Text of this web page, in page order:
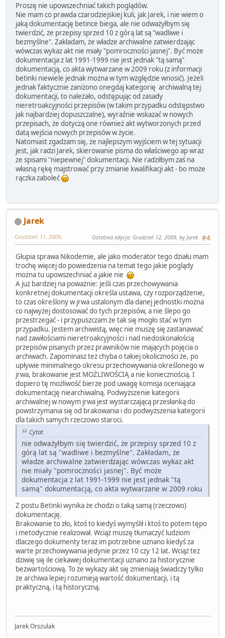
Proszę nie upowszechniać takich poglądów.
Nie mam co prawda czarodziejskiej kuli, jak Jarek, i nie wiem o
jaką dokumentację betince biega, ale nie odważyłbym się
twierdzić, że przepisy sprzed 10 z górą lat są "wadliwe i
bezmyślne". Zakładam, że władze archiwalne zatwierdzając
wówczas wykaz akt nie miały "pomroczności jasnej". Być może
dokumentacja z lat 1991-1999 nie jest jednak "tą samą"
dokumentacją, co akta wytwarzane w 2009 roku (z informacji
betinki niewiele jednak można w tym względzie wnosić). Jeżeli
jednak faktycznie zaniżono onegdaj kategorię archiwalną tej
dokumentacji, to należało, odstępując od zasady
nieretroakcyjności przepisów (w takim przypadku odstępstwo
jak najbardziej dopuszczalne), wyraźnie wskazać w nowych
przepisach, że dotyczą one również akt wytworzonych przed
datą wejścia nowych przepisów w życie.
Natomiast zgadzam się, że najlepszym wyjściem w tej sytuacji
jest, jak radzi Jarek, skierowanie pisma do właściwego ap wraz
ze spisami "niepewnej" dokumentacji. Nie radziłbym zaś na
własną rękę majstrować przy zmianie kwalifikacji akt - bo może
rączka zaboleć
Jarek
#4
Grudzień 11, 2009, Ostatnia edycja: Grudzień 12, 2009, by Jarek
Głupia sprawa Nikodemie, ale jako moderator tego działu mam
trochę więcej do powiedzenia na temat tego jakie poglądy
można tu upowszechniać a jakie nie
A już bardziej na poważnie: jeśli czas przechowywania
konkretnej dokumentacji określa ustawa, czy rozporządzenie,
to czas określony w jrwa ustalonym dla danej jednostki można
co najwyżej dostosować do tych przepisów, a nie ślepo go
przestrzegać - i przypuszczam że tak się mogło stać w tym
przypadku. Jestem archiwistą, więc nie muszę się zastanawiać
nad zawiłościami nieretroakcyjności i nad niedoskonałością
przepisów pisanych przez prawników nie mających pojęcia o
archiwach. Zapominasz też chyba o takiej okoliczności że, po
upływie minimalnego okresu przechowywania określonego w
jrwa, brakowanie jest MOŻLIWOŚCIĄ a nie koniecznością. I
dopiero tę możliwość bierze pod uwagę komisja oceniająca
dokumentację niearchiwalną. Podwyższenie kategorii
archiwalnej w nowym jrwa jest wystarczającą przesłanką do
powstrzymania się od brakowania i do podwyższenia kategorii
dla takich samych rzeczowo staroci.
Cytat
nie odważyłbym się twierdzić, że przepisy sprzed 10 z
górą lat są "wadliwe i bezmyślne". Zakładam, że
władze archiwalne zatwierdzając wówczas wykaz akt
nie miały "pomroczności jasnej". Być może
dokumentacja z lat 1991-1999 nie jest jednak "tą
samą" dokumentacją, co akta wytwarzane w 2009 roku
Z postu Betinki wynika że chodzi o taką samą (rzeczowo)
dokumentację.
Brakowanie to zło, ktoś to kiedyś wymyślił i ktoś to potem tępo
i metodycznie realizował. Wciąż muszę tłumaczyć ludziom
dlaczego dokumenty teraz im potrzebne uznano kiedyś za
warte przechowywania jedynie przez 10 czy 12 lat. Wciąż też
dziwię się ile ciekawej dokumentacji uznano za historycznie
bezwartościową. To że wykazy akt się zmieniają świadczy tylko
że archiwa lepiej rozumieją wartość dokumentacji, i tą
praktyczną, i tą historyczną.
Jarek Orszulak